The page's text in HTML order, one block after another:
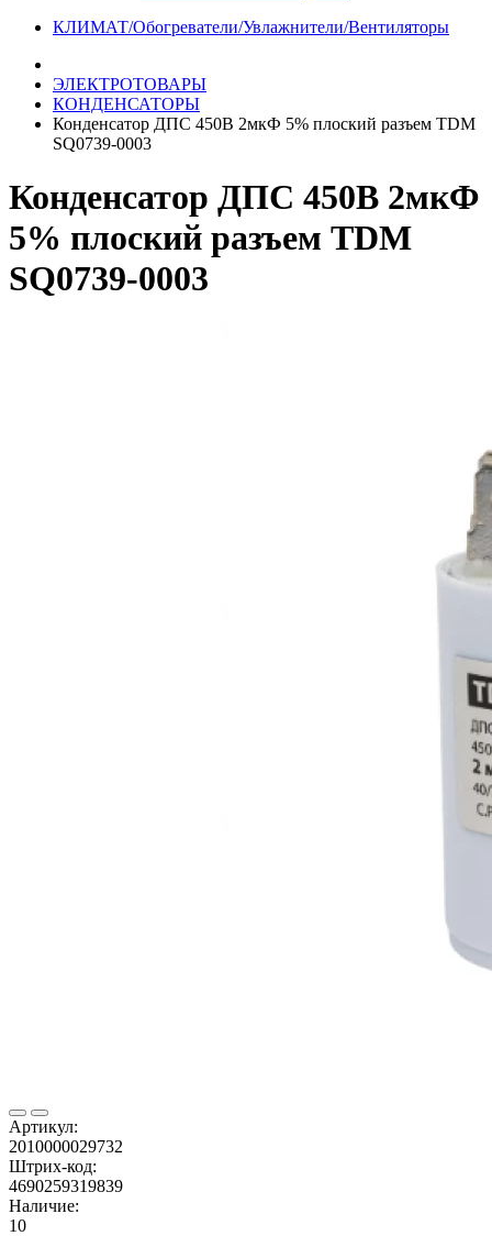
КЛИМАТ/Обогреватели/Увлажнители/Вентиляторы
ЭЛЕКТРОТОВАРЫ
КОНДЕНСАТОРЫ
Конденсатор ДПС 450В 2мкФ 5% плоский разъем TDM
SQ0739-0003
Конденсатор ДПС 450В 2мкФ
5% плоский разъем TDM
SQ0739-0003
Артикул:
2010000029732
Штрих-код:
4690259319839
Наличие:
10